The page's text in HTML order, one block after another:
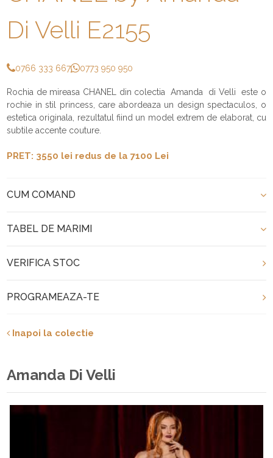
Di Velli E2155
0766 333 667 0773 950 950
Rochia de mireasa CHANEL din colectia Amanda di Velli este o
rochie in stil princess, care abordeaza un design spectaculos, o
estetica originala, rezultatul fiind un model extrem de elaborat, cu
subtile accente couture.
PRET: 3550 lei redus de la 7100 Lei
CUM COMAND
TABEL DE MARIMI
VERIFICA STOC
PROGRAMEAZA-TE
Inapoi la colectie
Amanda Di Velli